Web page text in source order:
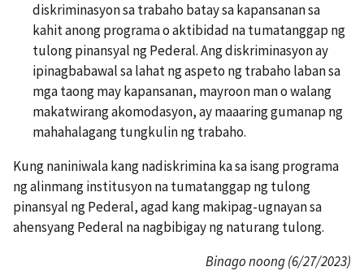
diskriminasyon sa trabaho batay sa kapansanan sa
kahit anong programa o aktibidad na tumatanggap ng
tulong pinansyal ng Pederal. Ang diskriminasyon ay
ipinagbabawal sa lahat ng aspeto ng trabaho laban sa
mga taong may kapansanan, mayroon man o walang
makatwirang akomodasyon, ay maaaring gumanap ng
mahahalagang tungkulin ng trabaho.
Kung naniniwala kang nadiskrimina ka sa isang programa
ng alinmang institusyon na tumatanggap ng tulong
pinansyal ng Pederal, agad kang makipag-ugnayan sa
ahensyang Pederal na nagbibigay ng naturang tulong.
Binago noong (6/27/2023)